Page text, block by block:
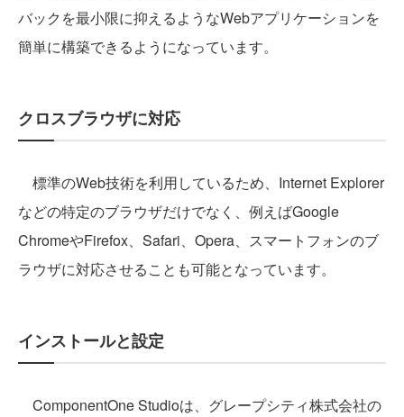
バックを最小限に抑えるようなWebアプリケーションを
簡単に構築できるようになっています。
クロスブラウザに対応
標準のWeb技術を利用しているため、Internet Explorer
などの特定のブラウザだけでなく、例えばGoogle
ChromeやFirefox、Safari、Opera、スマートフォンのブ
ラウザに対応させることも可能となっています。
インストールと設定
ComponentOne Studioは、グレープシティ株式会社の